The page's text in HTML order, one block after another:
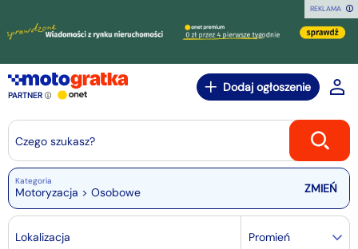
REKLAMA
PARTNER
Dodaj ogłoszenie
Czego szukasz?
Kategoria
Motoryzacja > Osobowe
Lokalizacja Promień